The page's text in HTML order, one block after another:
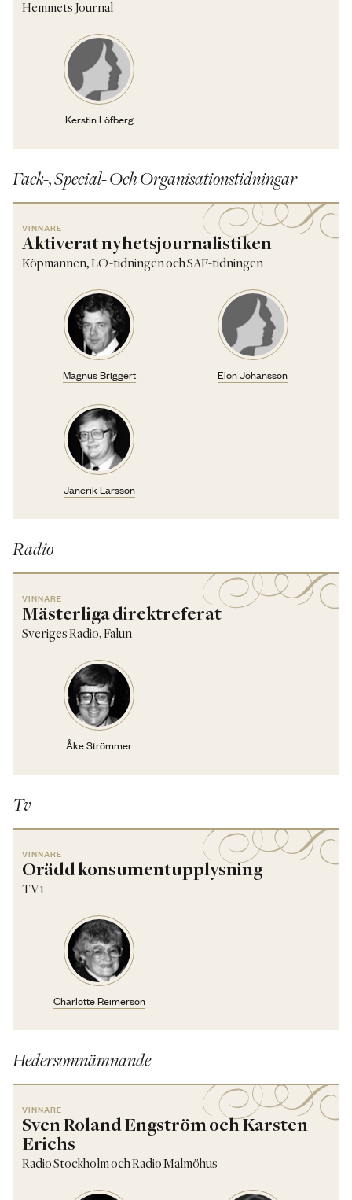
Hemmets Journal
Kerstin Löfberg
Fack-, Special- Och Organisationstidningar
VINNARE
Aktiverat nyhetsjournalistiken
Köpmannen, LO-tidningen och SAF-tidningen
Magnus Briggert Elon Johansson
Janerik Larsson
Radio
VINNARE
Mästerliga direktreferat
Sveriges Radio, Falun
Åke Strömmer
Tv
VINNARE
Orädd konsumentupplysning
TV1
Charlotte Reimerson
Hedersomnämnande
VINNARE
Sven Roland Engström och Karsten
Erichs
Radio Stockholm och Radio Malmöhus